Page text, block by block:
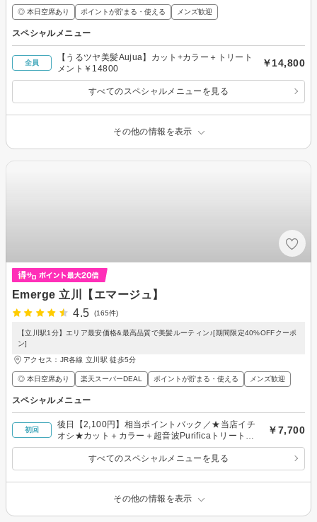
◎ 本日空席あり ポイントが貯まる・使える メンズ歓迎
スペシャルメニュー
全員
【うるツヤ美髪Aujua】カット+カラー＋トリート
メント￥14800
￥14,800
すべてのスペシャルメニューを見る
その他の情報を表示
Emerge 立川【エマージュ】
4.5
(165件)
【立川駅1分】エリア最安価格&最高品質で美髪ルーティン♪[期間限定40%OFFクーポ
ン]
アクセス：JR各線 立川駅 徒歩5分
◎ 本日空席あり 楽天スーパーDEAL ポイントが貯まる・使える メンズ歓迎
スペシャルメニュー
初回
後日【2,100円】相当ポイントバック／★当店イチ
オシ★カット＋カラー＋超音波Purificaトリートメ
ント ￥7,700
￥7,700
すべてのスペシャルメニューを見る
その他の情報を表示